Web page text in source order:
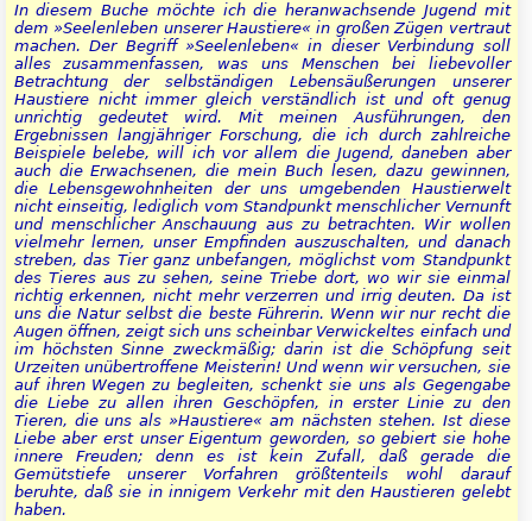
In diesem Buche möchte ich die heranwachsende Jugend mit
dem »Seelenleben unserer Haustiere« in großen Zügen vertraut
machen. Der Begriff »Seelenleben« in dieser Verbindung soll
alles zusammenfassen, was uns Menschen bei liebevoller
Betrachtung der selbständigen Lebensäußerungen unserer
Haustiere nicht immer gleich verständlich ist und oft genug
unrichtig gedeutet wird. Mit meinen Ausführungen, den
Ergebnissen langjähriger Forschung, die ich durch zahlreiche
Beispiele belebe, will ich vor allem die Jugend, daneben aber
auch die Erwachsenen, die mein Buch lesen, dazu gewinnen,
die Lebensgewohnheiten der uns umgebenden Haustierwelt
nicht einseitig, lediglich vom Standpunkt menschlicher Vernunft
und menschlicher Anschauung aus zu betrachten. Wir wollen
vielmehr lernen, unser Empfinden auszuschalten, und danach
streben, das Tier ganz unbefangen, möglichst vom Standpunkt
des Tieres aus zu sehen, seine Triebe dort, wo wir sie einmal
richtig erkennen, nicht mehr verzerren und irrig deuten. Da ist
uns die Natur selbst die beste Führerin. Wenn wir nur recht die
Augen öffnen, zeigt sich uns scheinbar Verwickeltes einfach und
im höchsten Sinne zweckmäßig; darin ist die Schöpfung seit
Urzeiten unübertroffene Meisterin! Und wenn wir versuchen, sie
auf ihren Wegen zu begleiten, schenkt sie uns als Gegengabe
die Liebe zu allen ihren Geschöpfen, in erster Linie zu den
Tieren, die uns als »Haustiere« am nächsten stehen. Ist diese
Liebe aber erst unser Eigentum geworden, so gebiert sie hohe
innere Freuden; denn es ist kein Zufall, daß gerade die
Gemütstiefe unserer Vorfahren größtenteils wohl darauf
beruhte, daß sie in innigem Verkehr mit den Haustieren gelebt
haben.